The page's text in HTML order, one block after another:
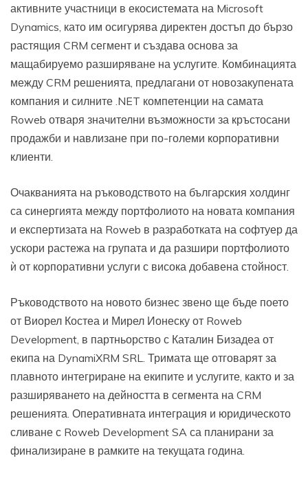
активните участници в екосистемата на Microsoft
Dynamics, като им осигурява директен достъп до бързо
растящия CRM сегмент и създава основа за
мащабируемо разширяване на услугите. Комбинацията
между CRM решенията, предлагани от новозакупената
компания и силните .NET компетенции на самата
Roweb отваря значителни възможности за кръстосани
продажби и навлизане при по-големи корпоративни
клиенти.
Очакванията на ръководството на българския холдинг
са синергията между портфолиото на новата компания
и експертизата на Roweb в разработката на софтуер да
ускори растежа на групата и да разшири портфолиото
ѝ от корпоративни услуги с висока добавена стойност.
Ръководството на новото бизнес звено ще бъде поето
от Виорел Костеа и Мирел Ионеску от Roweb
Development, в партньорство с Каталин Бизадеа от
екипа на DynamiXRM SRL. Тримата ще отговарят за
плавното интегриране на екипите и услугите, както и за
разширяването на дейността в сегмента на CRM
решенията. Оперативната интеграция и юридическото
сливане с Roweb Development SA са планирани за
финализиране в рамките на текущата година.